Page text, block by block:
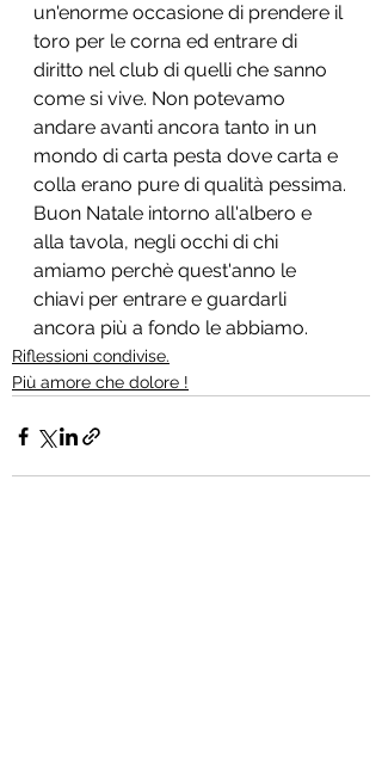
un'enorme occasione di prendere il
toro per le corna ed entrare di
diritto nel club di quelli che sanno
come si vive. Non potevamo
andare avanti ancora tanto in un
mondo di carta pesta dove carta e
colla erano pure di qualità pessima.
Buon Natale intorno all'albero e
alla tavola, negli occhi di chi
amiamo perchè quest'anno le
chiavi per entrare e guardarli
ancora più a fondo le abbiamo.
Riflessioni condivise.
Più amore che dolore !